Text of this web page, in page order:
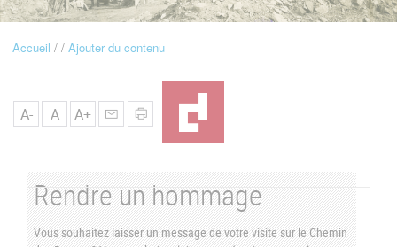
FilAccueil Ajouter du contenu
A- A A+
Rendre un hommage
Vous souhaitez laisser un message de votre visite sur le Chemin